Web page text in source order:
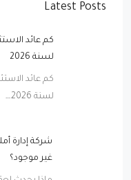
Latest Posts
كم عائد
لسنة 2026
كم عائد
لسنة 2026…
شركة إدارة
غير موجود؟